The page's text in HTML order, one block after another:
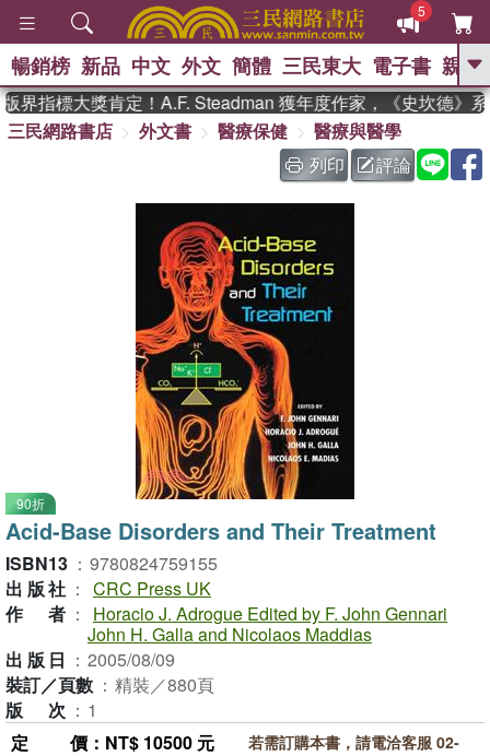
5
GO
熱搜： 東野圭吾 、 The Odyssey
、 如果歷史是一群喵 、 暑期
國際布克獎 臺灣漫遊錄 、 方
念華 、 台灣的李登輝時代
孩：黎曼猜想
暢銷榜 新品 中文 外文 簡體 三民東大 電子書 親子
指標大獎肯定！A.F. Steadman 獲年度作家，《史坎德》系
三民網路書店
外文書 醫療保健
醫療與醫學
列印
評論
90折
Acid-Base Disorders and Their Treatment
ISBN13 ： 9780824759155
出版社 ： CRC Press UK
作者 ：
Horacio J. Adrogue Edited by F. John Gennari
John H. Galla and Nicolaos Maddias
出版日 ： 2005/08/09
裝訂／頁數 ： 精裝／880頁
版次 ： 1
定價 ：NT$ 10500 元
若需訂購本書，請電洽客服 02-